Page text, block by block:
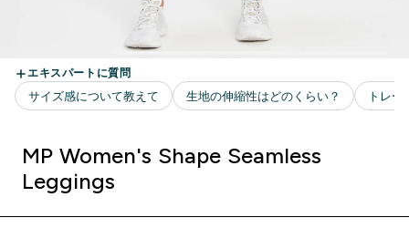
MP Women's Shape Seamless
Leggings